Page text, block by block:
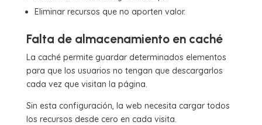
Eliminar recursos que no aporten valor.
Falta de almacenamiento en caché
La caché permite guardar determinados elementos
para que los usuarios no tengan que descargarlos
cada vez que visitan la página.
Sin esta configuración, la web necesita cargar todos
los recursos desde cero en cada visita.